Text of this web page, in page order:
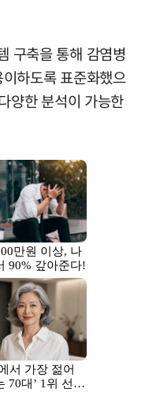
구축을 통해 감염병
하도록 표준화했으
양한 분석이 가능한